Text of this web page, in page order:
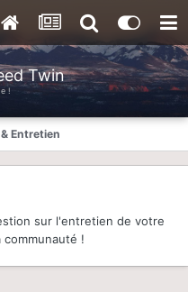
Twin
!
Entretien
sur l'entretien de votre
communauté !